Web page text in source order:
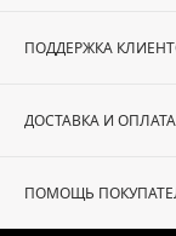
ПОДДЕРЖКА
ДОСТАВКА И ОПЛАТА
ПОМОЩЬ